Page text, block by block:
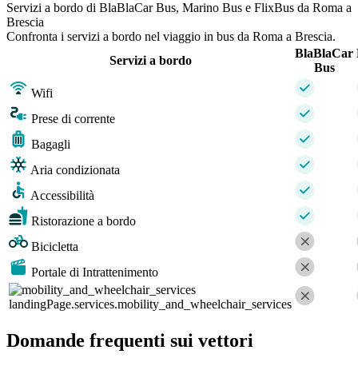
Servizi a bordo di BlaBlaCar Bus, Marino Bus e FlixBus da Roma a
Brescia
Confronta i servizi a bordo nel viaggio in bus da Roma a Brescia.
Servizi a bordo
BlaBlaCar
Bus
Wifi
Prese di corrente
Bagagli
Aria condizionata
Accessibilità
Ristorazione a bordo
Bicicletta
Portale di Intrattenimento
landingPage.services.mobility_and_wheelchair_services
Domande frequenti sui vettori